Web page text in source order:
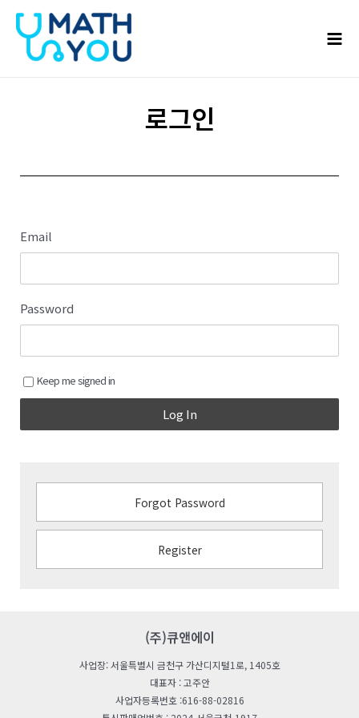
건너뛰기
로그인
Email
Password
Keep me signed in
Log In
Forgot Password
Register
(주)큐앤에이
사업장: 서울특별시 금천구 가산디지털1로, 1405호
대표자 : 고주안
사업자등록번호 :616-88-02816